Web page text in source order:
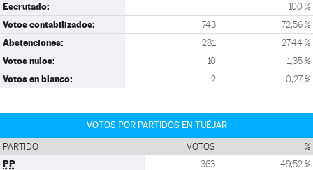
Escrutado: 100 %
Votos contabilizados: 743 72,56 %
Abstenciones: 281 27,44 %
Votos nulos: 10 1,35 %
Votos en blanco: 2 0,27 %
VOTOS POR PARTIDOS EN TUÉJAR
PARTIDO VOTOS %
PP 363 49,52 %